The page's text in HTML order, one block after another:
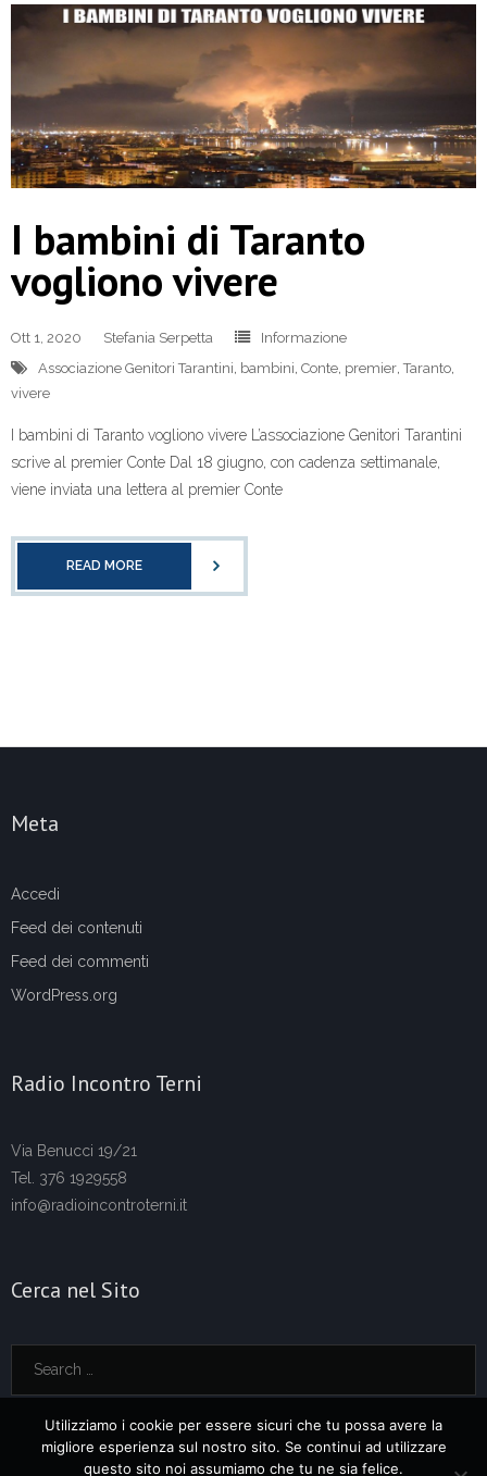
I bambini di Taranto
vogliono vivere
Ott 1, 2020 Stefania Serpetta
Informazione
Associazione Genitori Tarantini bambini Conte premier ,Taranto
vivere
I bambini di Taranto vogliono vivere L’associazione Genitori Tarantini
scrive al premier Conte Dal 18 giugno, con cadenza settimanale,
viene inviata una lettera al premier Conte
READ MORE
Meta
Accedi
Feed dei contenuti
Feed dei commenti
WordPress.org
Radio Incontro Terni
Via Benucci 19/21
Tel. 376 1929558
info@radioincontroterni.it
Cerca nel Sito
Utilizziamo i cookie per essere sicuri che tu possa avere la
migliore esperienza sul nostro sito. Se continui ad utilizzare
questo sito noi assumiamo che tu ne sia felice.